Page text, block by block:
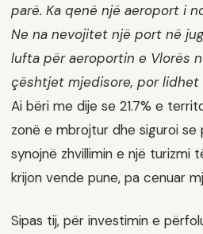
parë. Ka qenë një aeroport i
Ne na nevojitet një port në
lufta për aeroportin e Vlorës
çështjet mjedisore, por lidhet
Ai bëri me dije se 21.7% e
zonë e mbrojtur dhe siguroi
synojnë zhvillimin e një turizmi
krijon vende pune, pa cenuar
Sipas tij, për investimin e